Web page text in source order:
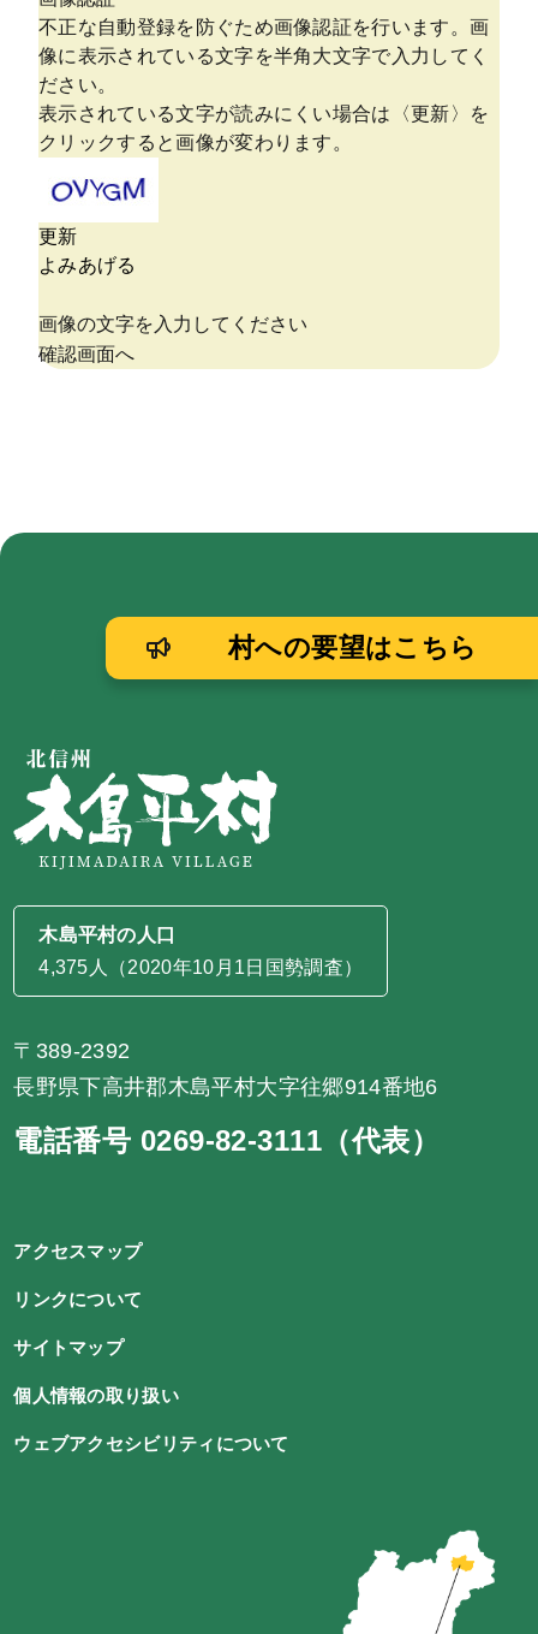
木島平村の人口
4,375人（2020年10月1日国勢調査）
〒389-2392
長野県下高井郡木島平村大字往郷914番地6
電話番号 0269-82-3111（代表）
村への要望はこちら
アクセスマップ
リンクについて
サイトマップ
個人情報の取り扱い
ウェブアクセシビリティについて